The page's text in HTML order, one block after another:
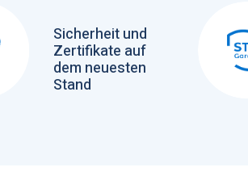
Sicherheit und
Zertifikate auf
dem neuesten
Stand